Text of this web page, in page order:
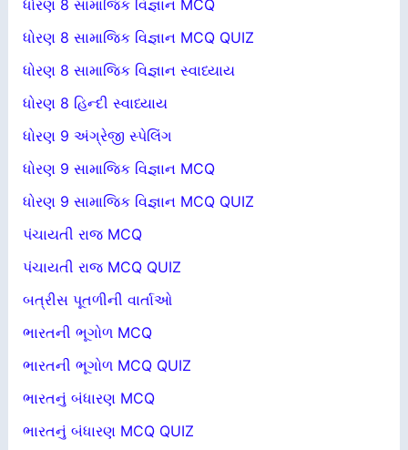
ધોરણ 8 સામાજિક વિજ્ઞાન MCQ
ધોરણ 8 સામાજિક વિજ્ઞાન MCQ QUIZ
ધોરણ 8 સામાજિક વિજ્ઞાન સ્વાધ્યાય
ધોરણ 8 હિન્દી સ્વાધ્યાય
ધોરણ 9 અંગ્રેજી સ્પેલિંગ
ધોરણ 9 સામાજિક વિજ્ઞાન MCQ
ધોરણ 9 સામાજિક વિજ્ઞાન MCQ QUIZ
પંચાયતી રાજ MCQ
પંચાયતી રાજ MCQ QUIZ
બત્રીસ પૂતળીની વાર્તાઓ
ભારતની ભૂગોળ MCQ
ભારતની ભૂગોળ MCQ QUIZ
ભારતનું બંધારણ MCQ
ભારતનું બંધારણ MCQ QUIZ